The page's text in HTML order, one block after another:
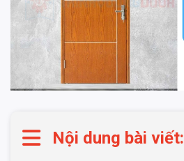
Nội dung bài viết: